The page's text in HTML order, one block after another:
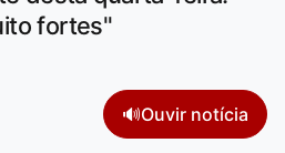
fortes"
🔊Ouvir notícia